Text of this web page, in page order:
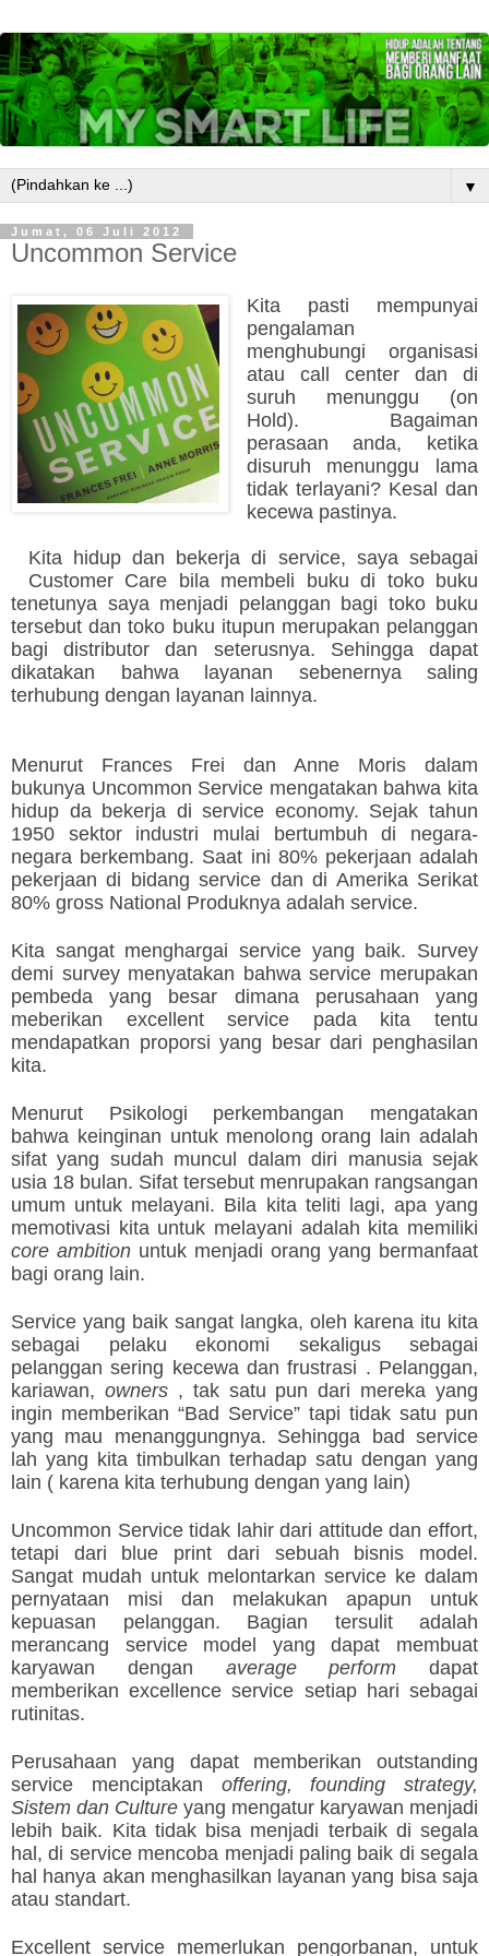
▼
Jumat, 06 Juli 2012
Uncommon Service
Kita pasti mempunyai
pengalaman
menghubungi organisasi
atau call center dan di
suruh menunggu (on
Hold). Bagaiman
perasaan anda, ketika
disuruh menunggu lama
tidak terlayani? Kesal dan
kecewa pastinya.
Kita hidup dan bekerja di service, saya sebagai
Customer Care bila membeli buku di toko buku
tenetunya saya menjadi pelanggan bagi toko buku
tersebut dan toko buku itupun merupakan pelanggan
bagi distributor dan seterusnya. Sehingga dapat
dikatakan bahwa layanan sebenernya saling
terhubung dengan layanan lainnya.
Menurut Frances Frei dan Anne Moris dalam
bukunya Uncommon Service mengatakan bahwa kita
hidup da bekerja di service economy. Sejak tahun
1950 sektor industri mulai bertumbuh di negara-
negara berkembang. Saat ini 80% pekerjaan adalah
pekerjaan di bidang service dan di Amerika Serikat
80% gross National Produknya adalah service.
Kita sangat menghargai service yang baik. Survey
demi survey menyatakan bahwa service merupakan
pembeda yang besar dimana perusahaan yang
meberikan excellent service pada kita tentu
mendapatkan proporsi yang besar dari penghasilan
kita.
Menurut Psikologi perkembangan mengatakan
bahwa keinginan untuk menolong orang lain adalah
sifat yang sudah muncul dalam diri manusia sejak
usia 18 bulan. Sifat tersebut menrupakan rangsangan
umum untuk melayani. Bila kita teliti lagi, apa yang
memotivasi kita untuk melayani adalah kita memiliki
core ambition untuk menjadi orang yang bermanfaat
bagi orang lain.
Service yang baik sangat langka, oleh karena itu kita
sebagai pelaku ekonomi sekaligus sebagai
pelanggan sering kecewa dan frustrasi . Pelanggan,
kariawan, owners , tak satu pun dari mereka yang
ingin memberikan “Bad Service” tapi tidak satu pun
yang mau menanggungnya. Sehingga bad service
lah yang kita timbulkan terhadap satu dengan yang
lain ( karena kita terhubung dengan yang lain)
Uncommon Service tidak lahir dari attitude dan effort,
tetapi dari blue print dari sebuah bisnis model.
Sangat mudah untuk melontarkan service ke dalam
pernyataan misi dan melakukan apapun untuk
kepuasan pelanggan. Bagian tersulit adalah
merancang service model yang dapat membuat
karyawan dengan average perform dapat
memberikan excellence service setiap hari sebagai
rutinitas.
Perusahaan yang dapat memberikan outstanding
service menciptakan offering, founding strategy,
Sistem dan Culture yang mengatur karyawan menjadi
lebih baik. Kita tidak bisa menjadi terbaik di segala
hal, di service mencoba menjadi paling baik di segala
hal hanya akan menghasilkan layanan yang bisa saja
atau standart.
Excellent service memerlukan pengorbanan, untuk